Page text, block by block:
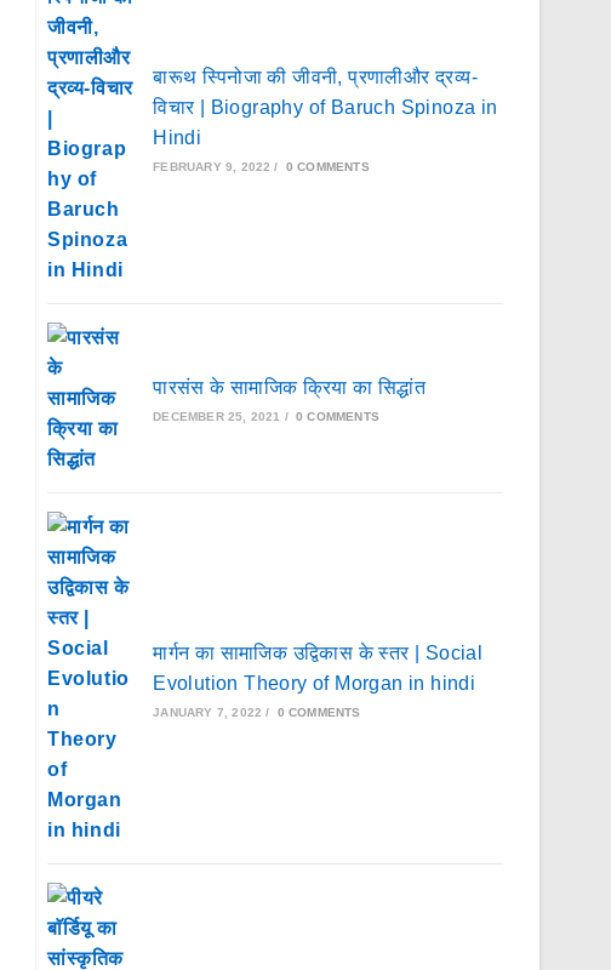
बारूथ स्पिनोजा की जीवनी, प्रणालीऔर द्रव्य-
विचार | Biography of Baruch Spinoza in
Hindi
FEBRUARY 9, 2022 / 0 COMMENTS
पारसंस के सामाजिक क्रिया का सिद्धांत
DECEMBER 25, 2021 / 0 COMMENTS
मार्गन का सामाजिक उद्विकास के स्तर | Social
Evolution Theory of Morgan in hindi
JANUARY 7, 2022 / 0 COMMENTS